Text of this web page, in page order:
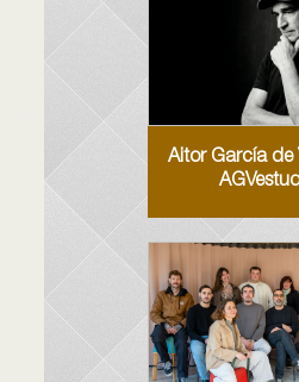
Aitor García de